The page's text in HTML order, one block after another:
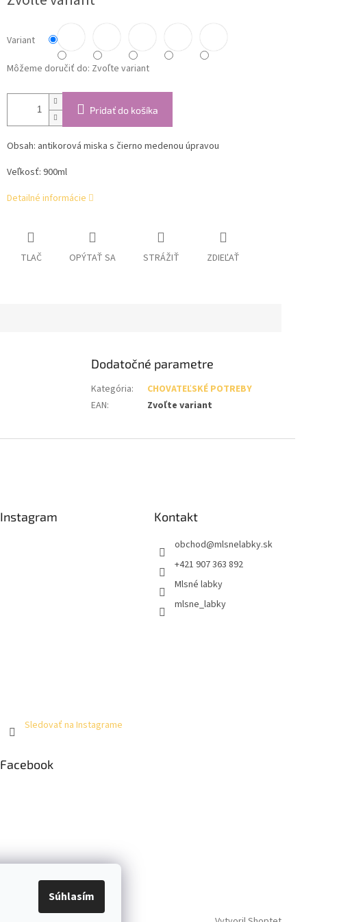
Súhlasím
Variant
Môžeme doručiť do: Zvoľte variant
Pridať do košíka
Obsah: antikorová miska s čierno medenou úpravou
Veľkosť: 900ml
Detailné informácie
TLAČ OPÝTAŤ SA STRÁŽIŤ ZDIEĽAŤ
Dodatočné parametre
Kategória:
CHOVATEĽSKÉ POTREBY
EAN: Zvoľte variant
Instagram
Sledovať na Instagrame
Kontakt
obchod@mlsnelabky.sk
+421 907 363 892
Mlsné labky
mlsne_labky
Facebook